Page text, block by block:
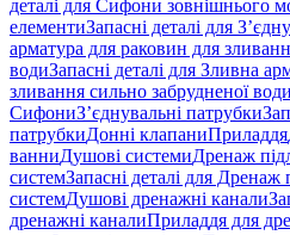
деталі для Сифони зовнішнього
елементиЗапасні деталі для
арматура для раковин для
водиЗапасні деталі для Зливна
зливання сильно забрудненої води
СифониЗ’єднувальні патрубки
патрубкиДонні клапаниПриладдя
ванниДушові системиДренаж
системЗапасні деталі для
системДушові дренажні канали
дренажні каналиПриладдя для